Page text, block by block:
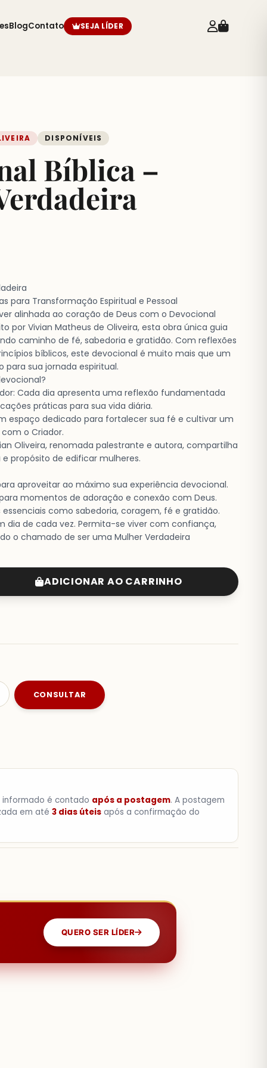
BlogContato SEJA LÍDER
DISPONÍVEIS
Bíblica –
para Transformação Espiritual e Pessoal
alinhada ao coração de Deus com o Devocional
por Vivian Matheus de Oliveira, esta obra única guia
caminho de fé, sabedoria e gratidão. Com reflexões
bíblicos, este devocional é muito mais que um
para sua jornada espiritual.
Cada dia apresenta uma reflexão fundamentada
práticas para sua vida diária.
espaço dedicado para fortalecer sua fé e cultivar um
o Criador.
Oliveira, renomada palestrante e autora, compartilha
propósito de edificar mulheres.
aproveitar ao máximo sua experiência devocional.
momentos de adoração e conexão com Deus.
essenciais como sabedoria, coragem, fé e gratidão.
dia de cada vez. Permita-se viver com confiança,
o chamado de ser uma Mulher Verdadeira
ADICIONAR AO CARRINHO
CONSULTAR
é contado após a postagem. A postagem
em até 3 dias úteis após a confirmação do
QUERO SER LÍDER